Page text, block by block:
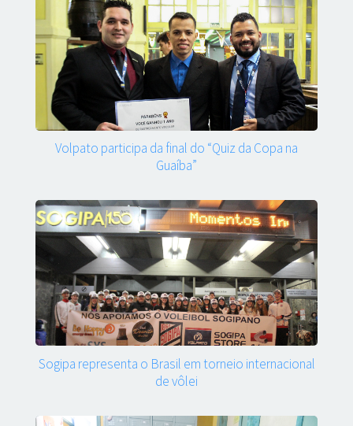
Volpato participa da final do “Quiz da Copa na
Guaíba”
Sogipa representa o Brasil em torneio internacional
de vôlei